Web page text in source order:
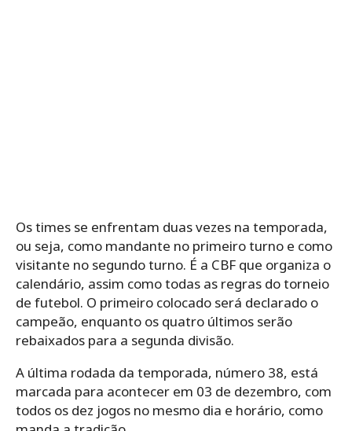
Os times se enfrentam duas vezes na temporada,
ou seja, como mandante no primeiro turno e como
visitante no segundo turno. É a CBF que organiza o
calendário, assim como todas as regras do torneio
de futebol. O primeiro colocado será declarado o
campeão, enquanto os quatro últimos serão
rebaixados para a segunda divisão.
A última rodada da temporada, número 38, está
marcada para acontecer em 03 de dezembro, com
todos os dez jogos no mesmo dia e horário, como